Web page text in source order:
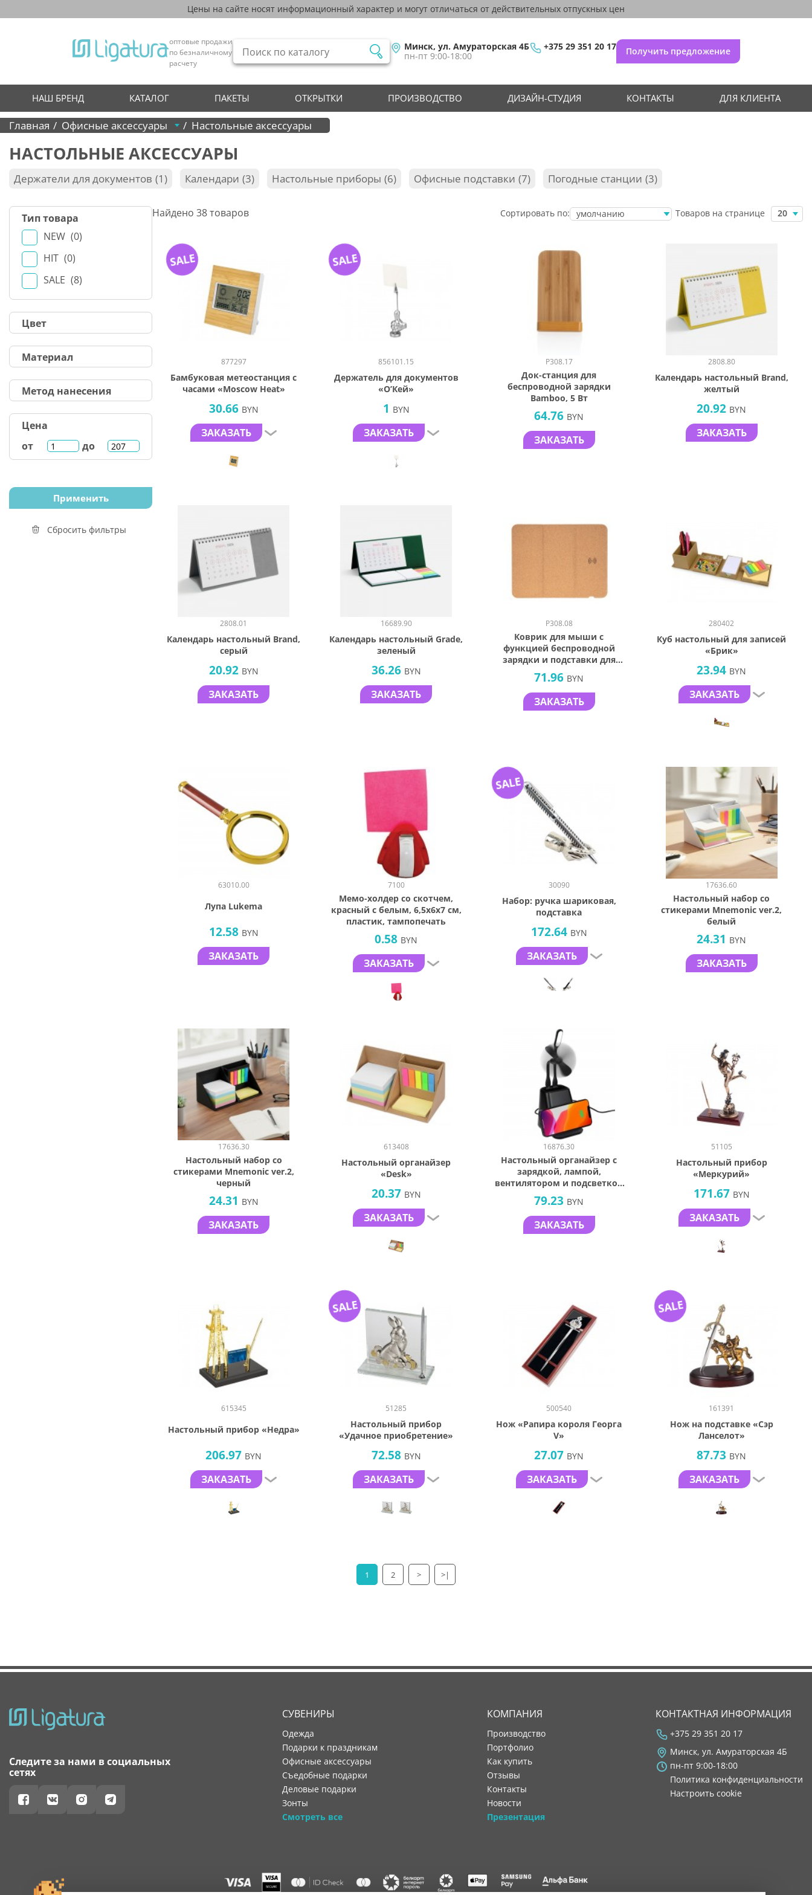
Цены на сайте носят информационный характер и могут отличаться от действительных отпускных цен
оптовые продажи
по безналичному
расчету
Минск, ул. Амураторская 4Б
пн-пт 9:00-18:00
+375 29 351 20 17 Получить предложение
НАШ БРЕНД КАТАЛОГ ПАКЕТЫ ОТКРЫТКИ ПРОИЗВОДСТВО ДИЗАЙН-СТУДИЯ КОНТАКТЫ ДЛЯ КЛИЕНТА
Главная Офисные аксессуары Настольные аксессуары
НАСТОЛЬНЫЕ АКСЕССУАРЫ
Держатели для документов 1 Календари 3 Настольные приборы 6 Офисные подставки 7 Погодные станции 3
Тип товара
NEW
0
HIT
0
SALE
8
Цвет
Материал
Метод нанесения
Цена
от
до
Сбросить фильтры
Найдено 38товаров Сортировать по:
умолчанию
цены
Товаров на странице 20
877297
Бамбуковая метеостанция с
часами «Moscow Heat»
30.66 BYN
ЗАКАЗАТЬ
SALE
856101.15
Держатель для документов
«О’Кей»
1 BYN
ЗАКАЗАТЬ
SALE
P308.17
Док-станция для
беспроводной зарядки
Bamboo, 5 Вт
64.76 BYN
ЗАКАЗАТЬ
2808.80
Календарь настольный Brand,
желтый
20.92 BYN
ЗАКАЗАТЬ
2808.01
Календарь настольный Brand,
серый
20.92 BYN
ЗАКАЗАТЬ
16689.90
Календарь настольный Grade,
зеленый
36.26 BYN
ЗАКАЗАТЬ
P308.08
Коврик для мыши с
функцией беспроводной
зарядки и подставки для
телефона, 5 Вт
71.96 BYN
ЗАКАЗАТЬ
280402
Куб настольный для записей
«Брик»
23.94 BYN
ЗАКАЗАТЬ
63010.00
Лупа Lukema
12.58 BYN
ЗАКАЗАТЬ
7100
Мемо-холдер со скотчем,
красный с белым, 6,5х6х7 см,
пластик, тампопечать
0.58 BYN
ЗАКАЗАТЬ
30090
Набор: ручка шариковая,
подставка
172.64 BYN
ЗАКАЗАТЬ
SALE
17636.60
Настольный набор со
стикерами Mnemonic ver.2,
белый
24.31 BYN
ЗАКАЗАТЬ
17636.30
Настольный набор со
стикерами Mnemonic ver.2,
черный
24.31 BYN
ЗАКАЗАТЬ
613408
Настольный органайзер
«Desk»
20.37 BYN
ЗАКАЗАТЬ
16876.30
Настольный органайзер с
зарядкой, лампой,
вентилятором и подсветкой
логотипа powerTower,
черный
79.23 BYN
ЗАКАЗАТЬ
51105
Настольный прибор
«Меркурий»
171.67 BYN
ЗАКАЗАТЬ
615345
Настольный прибор «Недра»
206.97 BYN
ЗАКАЗАТЬ
51285
Настольный прибор
«Удачное приобретение»
72.58 BYN
ЗАКАЗАТЬ
SALE
500540
Нож «Рапира короля Георга
V»
27.07 BYN
ЗАКАЗАТЬ
161391
Нож на подставке «Сэр
Ланселот»
87.73 BYN
ЗАКАЗАТЬ
SALE
1 2 > >|
Следите за нами в социальных
сетях
СУВЕНИРЫ
Одежда
Подарки к праздникам
Офисные аксессуары
Съедобные подарки
Деловые подарки
Зонты
Смотреть все
КОМПАНИЯ
производство
портфолио
как купить
отзывы
контакты
новости
Презентация
КОНТАКТНАЯ ИНФОРМАЦИЯ
+375 29 351 20 17
Минск, ул. Амураторская 4Б
пн-пт 9:00-18:00
Политика конфиденциальности
Настроить cookie